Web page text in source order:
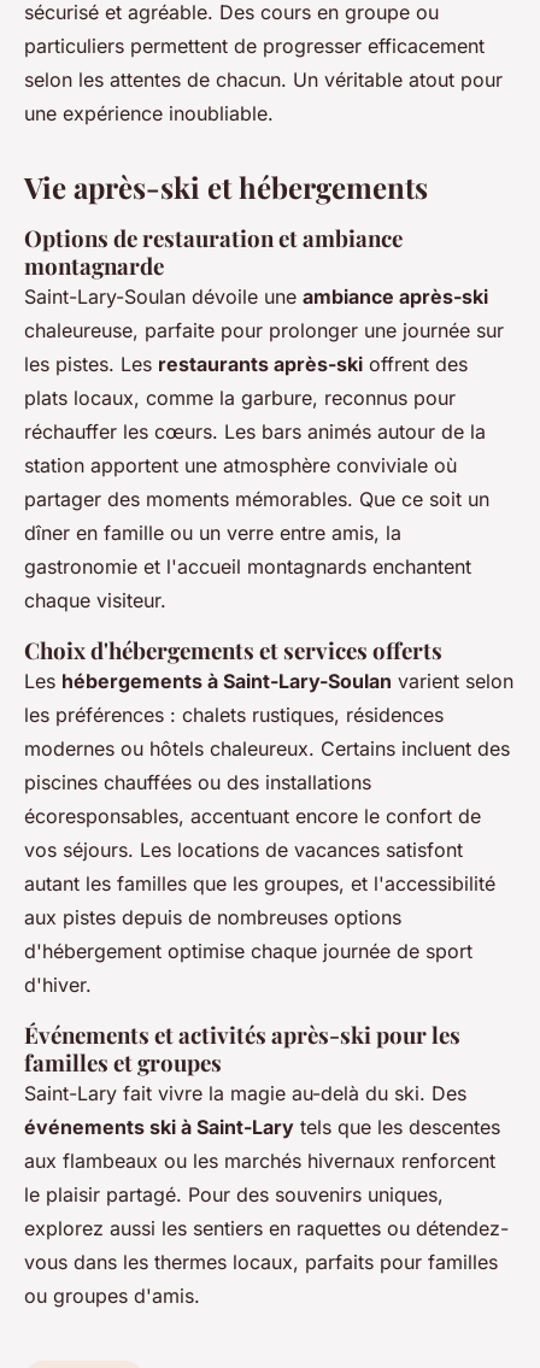
sécurisé et agréable. Des cours en groupe ou
particuliers permettent de progresser efficacement
selon les attentes de chacun. Un véritable atout pour
une expérience inoubliable.
Vie après-ski et hébergements
Options de restauration et ambiance
montagnarde
Saint-Lary-Soulan dévoile une ambiance après-ski
chaleureuse, parfaite pour prolonger une journée sur
les pistes. Les restaurants après-ski offrent des
plats locaux, comme la garbure, reconnus pour
réchauffer les cœurs. Les bars animés autour de la
station apportent une atmosphère conviviale où
partager des moments mémorables. Que ce soit un
dîner en famille ou un verre entre amis, la
gastronomie et l'accueil montagnards enchantent
chaque visiteur.
Choix d'hébergements et services offerts
Les hébergements à Saint-Lary-Soulan varient selon
les préférences : chalets rustiques, résidences
modernes ou hôtels chaleureux. Certains incluent des
piscines chauffées ou des installations
écoresponsables, accentuant encore le confort de
vos séjours. Les locations de vacances satisfont
autant les familles que les groupes, et l'accessibilité
aux pistes depuis de nombreuses options
d'hébergement optimise chaque journée de sport
d'hiver.
Événements et activités après-ski pour les
familles et groupes
Saint-Lary fait vivre la magie au-delà du ski. Des
événements ski à Saint-Lary tels que les descentes
aux flambeaux ou les marchés hivernaux renforcent
le plaisir partagé. Pour des souvenirs uniques,
explorez aussi les sentiers en raquettes ou détendez-
vous dans les thermes locaux, parfaits pour familles
ou groupes d'amis.